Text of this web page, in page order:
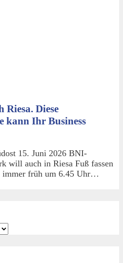
Diese
kann Ihr Business
15. Juni 2026 BNI-
will auch in Riesa Fuß fassen
immer früh um 6.45 Uhr…